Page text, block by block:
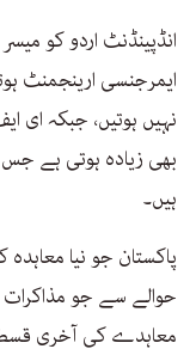
انڈپینڈنٹ اردو کو
ایمرجنسی ارینجمنٹ
نہیں ہوتیں، جبکہ ای
بھی زیادہ ہوتی ہے
ہیں۔
پاکستان جو نیا
حوالے سے جو مذاکرات